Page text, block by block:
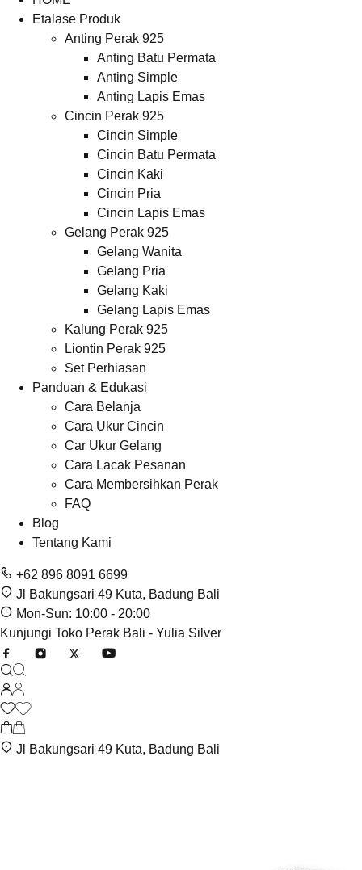
Etalase Produk
Anting Perak 925
Anting Batu Permata
Anting Simple
Anting Lapis Emas
Cincin Perak 925
Cincin Simple
Cincin Batu Permata
Cincin Kaki
Cincin Pria
Cincin Lapis Emas
Gelang Perak 925
Gelang Wanita
Gelang Pria
Gelang Kaki
Gelang Lapis Emas
Kalung Perak 925
Liontin Perak 925
Set Perhiasan
Panduan & Edukasi
Cara Belanja
Cara Ukur Cincin
Car Ukur Gelang
Cara Lacak Pesanan
Cara Membersihkan Perak
FAQ
Blog
Tentang Kami
+62 896 8091 6699
Jl Bakungsari 49 Kuta, Badung Bali
Mon-Sun: 10:00 - 20:00
Kunjungi Toko Perak Bali - Yulia Silver
Jl Bakungsari 49 Kuta, Badung Bali